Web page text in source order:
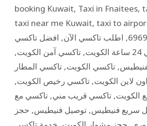
booking Kuwait, Taxi in Fnaitees,
taxi near me Kuwait, taxi to
, اطلب تاكسي الآن, افضل تاكسي
, تاكسي آمن الكويت,
, تاكسي الكويت, تاكسي المطار
لاين الكويت, تاكسي رخيص الكويت,
الكويت, تاكسي قريب مني, تاكسي مع
سريع فنيطيس, توصيل فنيطيس, حجز